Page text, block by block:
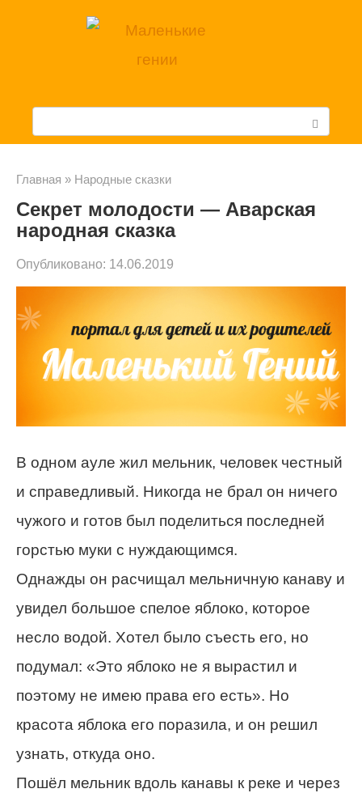
с
Главная » Народные сказки
Секрет молодости — Аварская
народная сказка
Опубликовано: 14.06.2019
В одном ауле жил мельник, человек честный
и справедливый. Никогда не брал он ничего
чужого и готов был поделиться последней
горстью муки с нуждающимся.
Однажды он расчищал мельничную канаву и
увидел большое спелое яблоко, которое
несло водой. Хотел было съесть его, но
подумал: «Это яблоко не я вырастил и
поэтому не имею права его есть». Но
красота яблока его поразила, и он решил
узнать, откуда оно.
Пошёл мельник вдоль канавы к реке и через